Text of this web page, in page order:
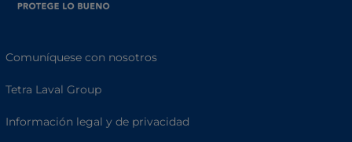
Comuníquese con nosotros
Tetra Laval Group
Información legal y de privacidad